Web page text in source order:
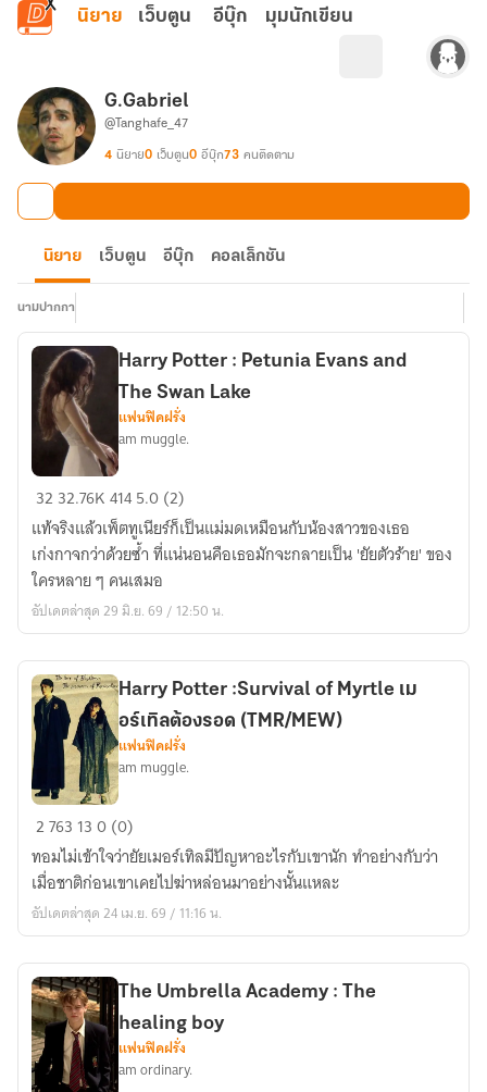
ข้ามไปยังเนื้อหาหลัก
นิยาย เว็บตูน อีบุ๊ก มุมนักเขียน
G.Gabriel
@Tanghafe_47
4 นิยาย0 เว็บตูน0 อีบุ๊ก73 คนติดตาม
นิยาย เว็บตูน อีบุ๊ก คอลเล็กชัน
นามปากกา
Harry
Potter
:
Petunia
Evans
and
Swan
Lake
Harry Potter : Petunia Evans and
The Swan Lake
แฟนฟิคฝรั่ง
am muggle.
32 32.76K4145.0 (2)
แท้จริงแล้วเพ็ตทูเนียร์ก็เป็นแม่มดเหมือนกับน้องสาวของเธอ
เก่งกาจกว่าด้วยซ้ำ ที่แน่นอนคือเธอมักจะกลายเป็น 'ยัยตัวร้าย' ของ
ใครหลาย ๆ คนเสมอ
อัปเดตล่าสุด 29 มิ.ย. 69 / 12:50 น.
Harry
Potter
:Survival
of
Myrtle
อร์
เทิล
ต้อง
รอด
(TMR/MEW)
Harry Potter :Survival of Myrtle เม
อร์เทิลต้องรอด (TMR/MEW)
แฟนฟิคฝรั่ง
am muggle.
2763 130 (0)
ทอมไม่เข้าใจว่ายัยเมอร์เทิลมีปัญหาอะไรกับเขานัก ทำอย่างกับว่า
เมื่อชาติก่อนเขาเคยไปฆ่าหล่อนมาอย่างนั้นแหละ
อัปเดตล่าสุด 24 เม.ย. 69 / 11:16 น.
The Umbrella Academy : The
healing boy
แฟนฟิคฝรั่ง
am ordinary.